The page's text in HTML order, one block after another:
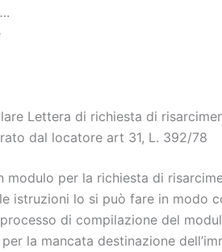
Lettera di richiesta di
dal locatore art 31, L. 392/78
modulo per la richiesta di
istruzioni lo si può fare in modo
di compilazione del
la mancata destinazione